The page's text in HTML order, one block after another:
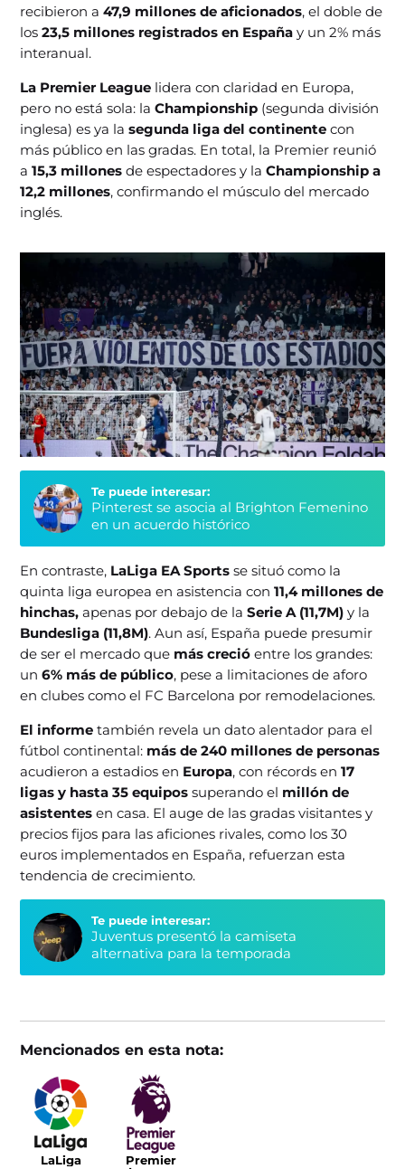
recibieron a47,9 millones de aficionados, el doble de
los23,5 millones registrados en España y un 2% más
interanual.
La Premier League lidera con claridad en Europa,
pero no está sola: laChampionship (segunda división
inglesa) es ya lasegunda liga del continente con
más público en las gradas. En total, la Premier reunió
a15,3 millones de espectadores y laChampionship a
12,2 millones, confirmando el músculo del mercado
inglés.
Te puede interesar:
Pinterest se asocia al Brighton Femenino
en un acuerdo histórico
En contraste, LaLiga EA Sports se situó como la
quinta liga europea en asistencia con11,4 millones de
hinchas,apenas por debajo de laSerie A (11,7M) y la
Bundesliga (11,8M). Aun así, España puede presumir
de ser el mercado que más creció entre los grandes:
un6% más de público, pese a limitaciones de aforo
en clubes como el FC Barcelona por remodelaciones.
El informe también revela un dato alentador para el
fútbol continental: más de 240 millones de personas
acudieron a estadios en Europa, con récords en17
ligas y hasta 35 equipos superando el millón de
asistentes en casa. El auge de las gradas visitantes y
precios fijos para las aficiones rivales, como los 30
euros implementados en España, refuerzan esta
tendencia de crecimiento.
Te puede interesar:
Juventus presentó la camiseta
alternativa para la temporada
Mencionados en esta nota:
LaLiga
Premier